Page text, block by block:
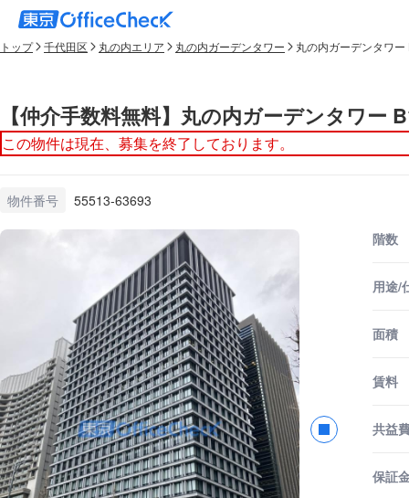
トップ 千代田区 丸の内エリア 丸の内ガーデンタワー 丸の内ガーデンタワー
【仲介手数料無料】丸の内ガーデンタワー
この物件は現在、募集を終了しております。
物件番号 55513-63693
階数
用途/
面積
賃料
共益
保証